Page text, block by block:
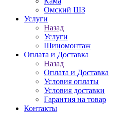
Омский ШЗ
Услуги
Назад
Услуги
Шиномонтаж
Оплата и Доставка
Назад
Оплата и Доставка
Условия оплаты
Условия доставки
Гарантия на товар
Контакты